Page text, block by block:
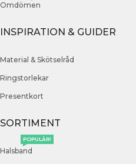
Omdömen
INSPIRATION & GUIDER
Material & Skötselråd
Ringstorlekar
Presentkort
SORTIMENT
Halsband
POPULÄR!